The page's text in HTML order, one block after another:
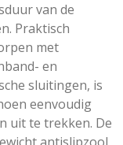
van de
Praktisch
met
en
sluitingen, is
eenvoudig
uit te trekken. De